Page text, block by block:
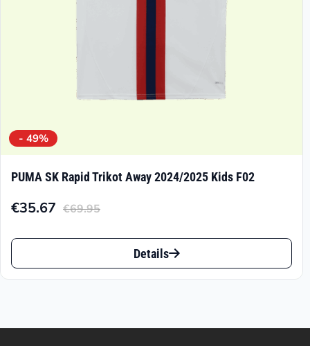
Produktseite
- 49%
PUMA SK Rapid Trikot Away 2024/2025 Kids F02
€69.95
Ursprünglicher
Preis
€69.95
€35.67
Aktueller
Preis
€35.67.
Dieses
Produkt
Details